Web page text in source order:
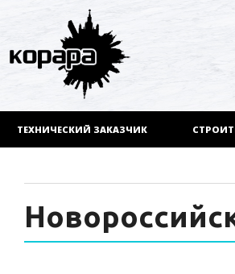
ТЕХНИЧЕСКИЙ ЗАКАЗЧИК